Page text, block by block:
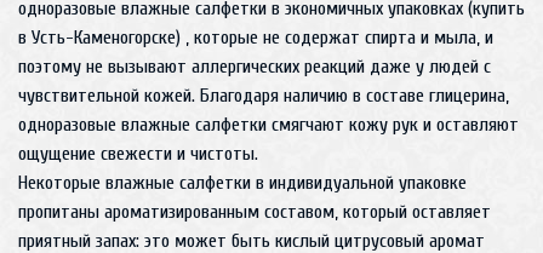
одноразовые влажные салфетки в экономичных упаковках (купить
в Усть-Каменогорске) , которые не содержат спирта и мыла, и
поэтому не вызывают аллергических реакций даже у людей с
чувствительной кожей. Благодаря наличию в составе глицерина,
одноразовые влажные салфетки смягчают кожу рук и оставляют
ощущение свежести и чистоты.
Некоторые влажные салфетки в индивидуальной упаковке
пропитаны ароматизированным составом, который оставляет
приятный запах: это может быть кислый цитрусовый аромат